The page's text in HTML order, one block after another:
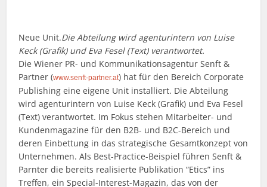
Neue Unit.Die Abteilung wird agenturintern von Luise
Keck (Grafik) und Eva Fesel (Text) verantwortet.
Die Wiener PR- und Kommunikationsagentur Senft &
Partner (www.senft-partner.at) hat für den Bereich Corporate
Publishing eine eigene Unit installiert. Die Abteilung
wird agenturintern von Luise Keck (Grafik) und Eva Fesel
(Text) verantwortet. Im Fokus stehen Mitarbeiter- und
Kundenmagazine für den B2B- und B2C-Bereich und
deren Einbettung in das strategische Gesamtkonzept von
Unternehmen. Als Best-Practice-Beispiel führen Senft &
Parnter die bereits realisierte Publikation “Etics” ins
Treffen, ein Special-Interest-Magazin, das von der